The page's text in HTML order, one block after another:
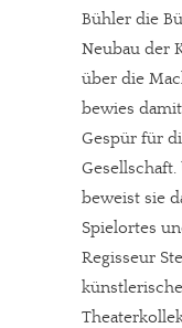
Bühler die
Neubau der
über die
bewies
Gespür für
beweist sie
Spielortes
Regisseur